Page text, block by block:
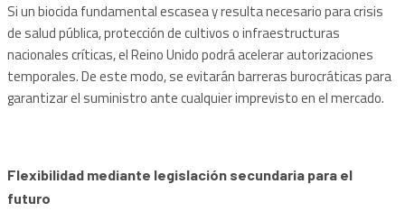
Si un biocida fundamental escasea y resulta necesario para crisis
de salud pública, protección de cultivos o infraestructuras
nacionales críticas, el Reino Unido podrá acelerar autorizaciones
temporales. De este modo, se evitarán barreras burocráticas para
garantizar el suministro ante cualquier imprevisto en el mercado.
Flexibilidad mediante legislación secundaria para el
futuro